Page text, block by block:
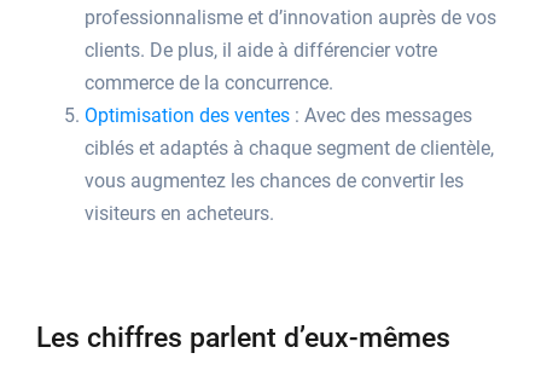
professionnalisme et d’innovation auprès de vos
clients. De plus, il aide à différencier votre
commerce de la concurrence.
Optimisation des ventes : Avec des messages
ciblés et adaptés à chaque segment de clientèle,
vous augmentez les chances de convertir les
visiteurs en acheteurs.
Les chiffres parlent d’eux-mêmes